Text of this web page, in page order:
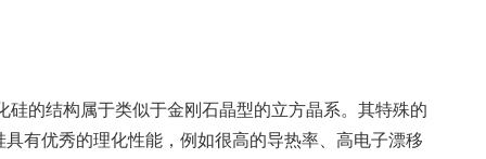
的结构属于类似于金刚石晶型的立方晶系。其特殊的
有优秀的理化性能，例如很高的导热率、高电子漂移